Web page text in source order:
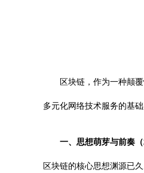
区块链，作为一种颠
多元化网络技术服务的基础
一、思想萌芽与前奏
区块链的核心思想渊源已